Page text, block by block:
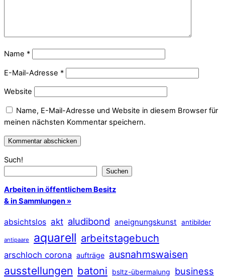
Name *
E-Mail-Adresse *
Website
Name, E-Mail-Adresse und Website in diesem Browser für
meinen nächsten Kommentar speichern.
Such!
Suchen
Arbeiten in öffentlichem Besitz
& in Sammlungen »
absichtslos akt aludibond aneignungskunst antibilder
antipaare aquarell arbeitstagebuch
arschloch corona aufträge ausnahmswaisen
ausstellungen batoni bsltz-übermalung business